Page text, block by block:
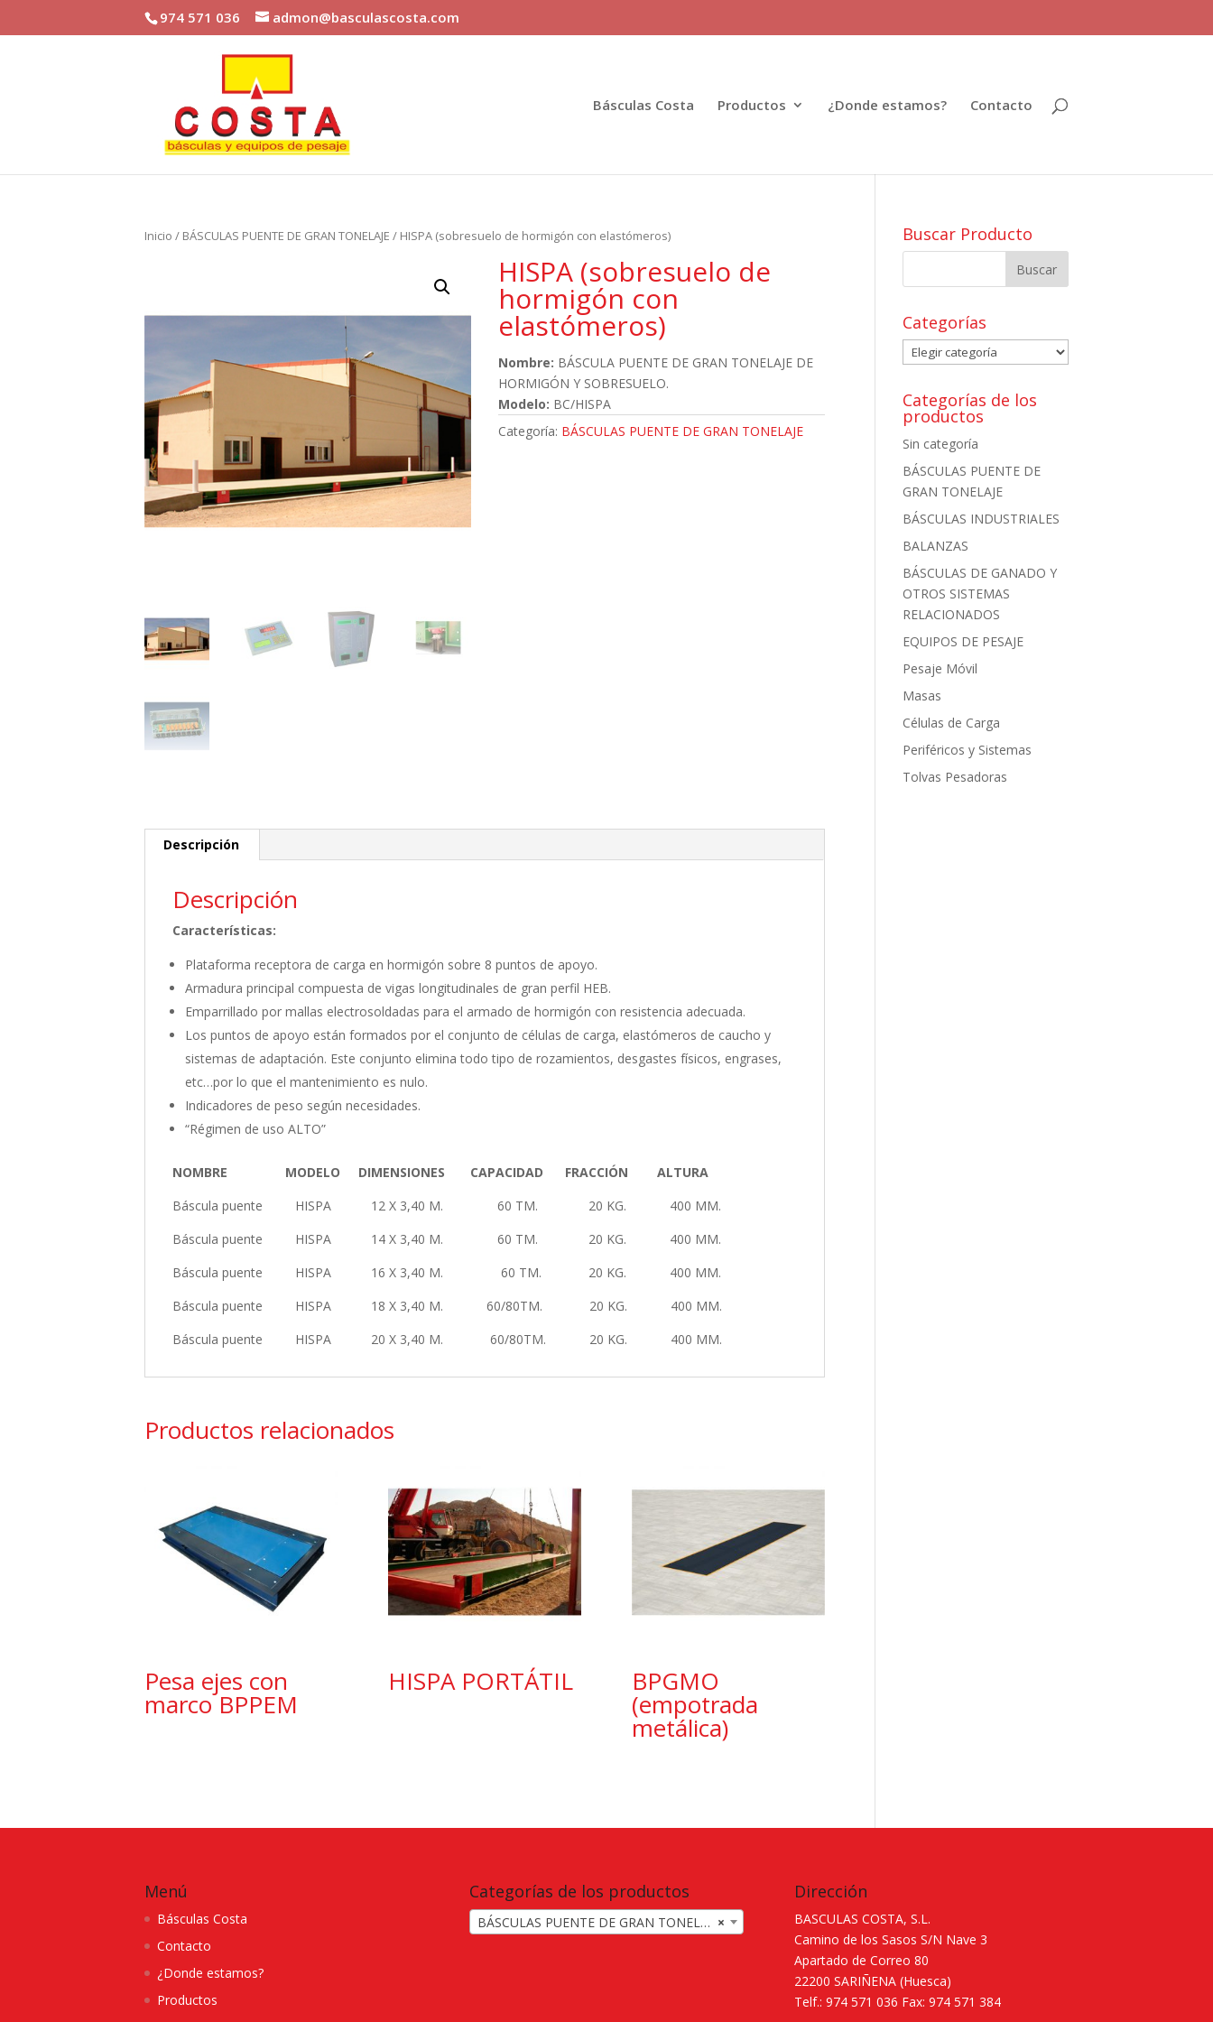
974 571 036 admon@basculascosta.com
Básculas Costa Productos ¿Donde estamos? Contacto
Inicio / BÁSCULAS PUENTE DE GRAN TONELAJE / HISPA (sobresuelo de hormigón con elastómeros)
HISPA (sobresuelo de
hormigón con
elastómeros)
Nombre: BÁSCULA PUENTE DE GRAN TONELAJE DE
HORMIGÓN Y SOBRESUELO.
Modelo: BC/HISPA
Categoría: BÁSCULAS PUENTE DE GRAN TONELAJE
Descripción
Descripción
Características:
Plataforma receptora de carga en hormigón sobre 8 puntos de apoyo.
Armadura principal compuesta de vigas longitudinales de gran perfil HEB.
Emparrillado por mallas electrosoldadas para el armado de hormigón con resistencia adecuada.
Los puntos de apoyo están formados por el conjunto de células de carga, elastómeros de caucho y
sistemas de adaptación. Este conjunto elimina todo tipo de rozamientos, desgastes físicos, engrases,
etc…por lo que el mantenimiento es nulo.
Indicadores de peso según necesidades.
“Régimen de uso ALTO”
NOMBRE MODELO DIMENSIONES CAPACIDAD FRACCIÓN ALTURA
Báscula puente HISPA 12 X 3,40 M. 60 TM. 20 KG. 400 MM.
Báscula puente HISPA 14 X 3,40 M. 60 TM. 20 KG. 400 MM.
Báscula puente HISPA 16 X 3,40 M. 60 TM. 20 KG. 400 MM.
Báscula puente HISPA 18 X 3,40 M. 60/80TM. 20 KG. 400 MM.
Báscula puente HISPA 20 X 3,40 M. 60/80TM. 20 KG. 400 MM.
Productos relacionados
Pesa ejes con
marco BPPEM
HISPA PORTÁTIL BPGMO
(empotrada
metálica)
Buscar Producto
Categorías
Categorías
Categorías de los
productos
Sin categoría
BÁSCULAS PUENTE DE
GRAN TONELAJE
BÁSCULAS INDUSTRIALES
BALANZAS
BÁSCULAS DE GANADO Y
OTROS SISTEMAS
RELACIONADOS
EQUIPOS DE PESAJE
Pesaje Móvil
Masas
Células de Carga
Periféricos y Sistemas
Tolvas Pesadoras
Menú
Básculas Costa
Contacto
¿Donde estamos?
Productos
Categorías de los productos
×
BÁSCULAS PUENTE DE GRAN TONELAJE
Dirección
BASCULAS COSTA, S.L.
Camino de los Sasos S/N Nave 3
Apartado de Correo 80
22200 SARIÑENA (Huesca)
Telf.: 974 571 036 Fax: 974 571 384